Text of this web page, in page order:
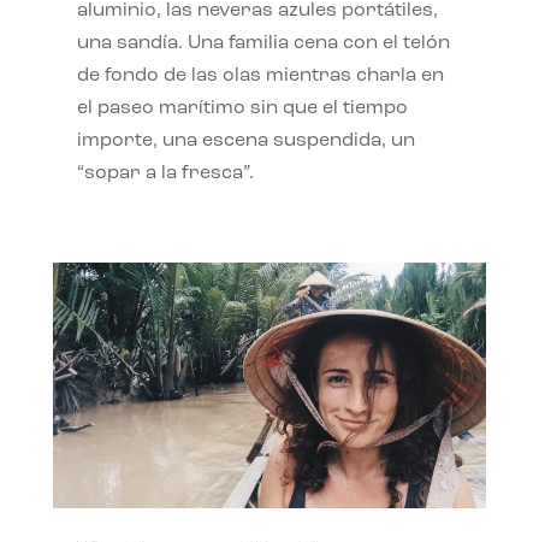
aluminio, las neveras azules portátiles,
una sandía. Una familia cena con el telón
de fondo de las olas mientras charla en
el paseo marítimo sin que el tiempo
importe, una escena suspendida, un
“sopar a la fresca”.